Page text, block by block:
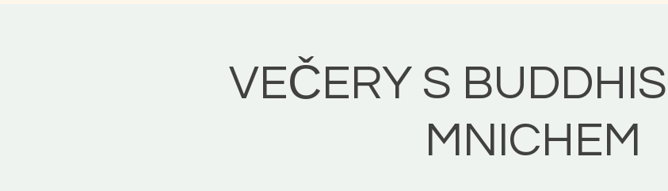
VEČERY S
MNICHEM